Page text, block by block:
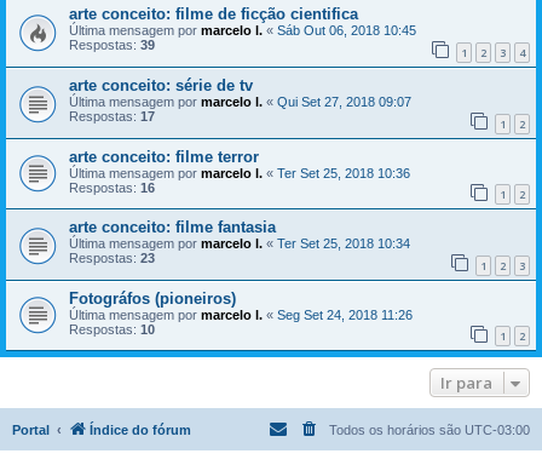
arte conceito: filme de ficção cientifica
Última mensagem por marcelo l. « Sáb Out 06, 2018 10:45
Respostas: 39 1 2 3 4
arte conceito: série de tv
Última mensagem por marcelo l. « Qui Set 27, 2018 09:07
Respostas: 17 1 2
arte conceito: filme terror
Última mensagem por marcelo l. « Ter Set 25, 2018 10:36
Respostas: 16 1 2
arte conceito: filme fantasia
Última mensagem por marcelo l. « Ter Set 25, 2018 10:34
Respostas: 23 1 2 3
Fotográfos (pioneiros)
Última mensagem por marcelo l. « Seg Set 24, 2018 11:26
Respostas: 10 1 2
Ir para
Portal Índice do fórum Todos os horários são UTC-03:00